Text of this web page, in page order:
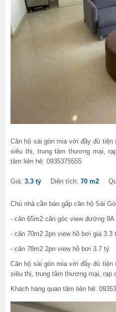
Căn hộ sài gòn mia với đầy đủ
siêu thị, trung tâm thương mại,
tâm liên hê: 0935375555
Giá:3.3 tỷ Diện tích:70 m2
Chủ nhà cần bán gấp căn hộ Sài
- căn 65m2 căn góc view đường 9A
- căn 70m2 2pn view hồ bơi giá 3.3
- căn 78m2 2pn view hồ bơi 3.7 tỷ
Căn hộ sài gòn mia với đầy đủ
siêu thị, trung tâm thương mại, rạp
Khách hàng quan tâm liên hê: